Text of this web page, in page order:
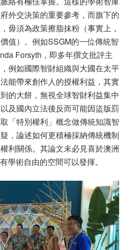
外交決策的重要參考，而旗下的
毋須為政策擦脂抹粉（事實上，
值）。例如SSGM的一位傳統智
Forsyth，即多年撰文批評主
例如國際智財組織與大國在太平
能帶來創作人的授權利益，其實
的大餅，無視全球智財利益集中
及國內立法後反而可能因盜版罰
「特別權利」概念做傳統知識智
，論述如何更積極採納傳統機制
利關係。其論文未必見喜於澳洲
學術自由的空間可以發揮。